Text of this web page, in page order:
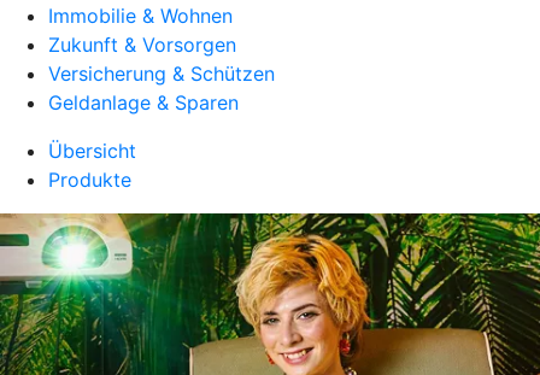
Immobilie & Wohnen
Zukunft & Vorsorgen
Versicherung & Schützen
Geldanlage & Sparen
Übersicht
Produkte